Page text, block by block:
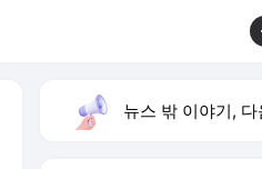
뉴스 밖 이야기, 다음